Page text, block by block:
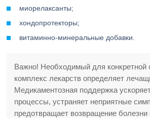
миорелаксанты;
хондопротекторы;
витаминно-минеральные добавки.
Важно! Необходимый для конкретной
комплекс лекарств определяет
Медикаментозная поддержка
процессы, устраняет неприятные
предотвращает возвращение болезни